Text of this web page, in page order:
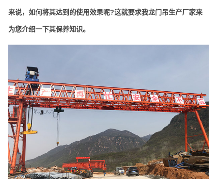
来说，如何将其达到的使用效果呢?这就要求我龙门吊生产厂家来
为您介绍一下其保养知识。